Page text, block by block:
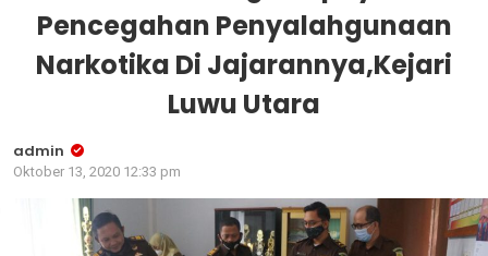
Pencegahan Penyalahgunaan
Narkotika Di Jajarannya,Kejari
Luwu Utara
admin
Oktober 13, 2020 12:33 pm